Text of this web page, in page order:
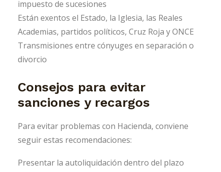
impuesto de sucesiones
Están exentos el Estado, la Iglesia, las Reales
Academias, partidos políticos, Cruz Roja y ONCE
Transmisiones entre cónyuges en separación o
divorcio
Consejos para evitar
sanciones y recargos
Para evitar problemas con Hacienda, conviene
seguir estas recomendaciones:
Presentar la autoliquidación dentro del plazo